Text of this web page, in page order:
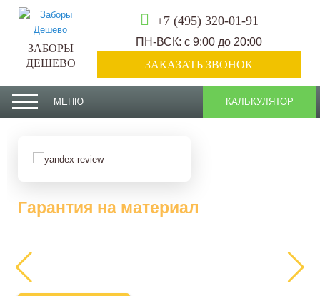
ЗАБОРЫ
ДЕШЕВО
+7 (495) 320-01-91
ПН-ВСК: с 9:00 до 20:00
ЗАКАЗАТЬ ЗВОНОК
МЕНЮ КАЛЬКУЛЯТОР
Гарантия на материал